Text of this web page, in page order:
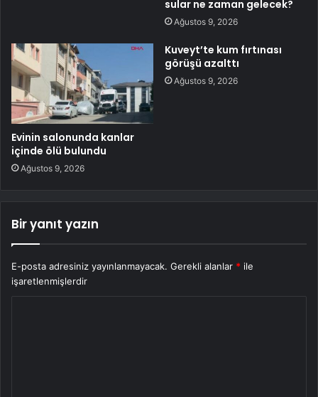
sular ne zaman gelecek?
Ağustos 9, 2026
Evinin salonunda kanlar
içinde ölü bulundu
Ağustos 9, 2026
Kuveyt’te kum fırtınası
görüşü azalttı
Ağustos 9, 2026
Bir yanıt yazın
E-posta adresiniz yayınlanmayacak. Gerekli alanlar * ile
işaretlenmişlerdir